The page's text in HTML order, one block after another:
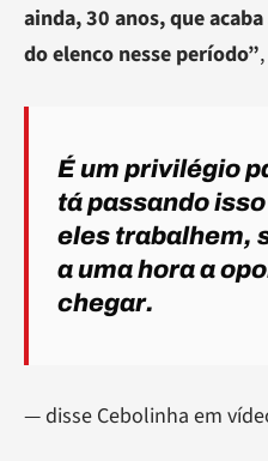
ainda, 30 anos, que
do elenco nesse período”
É um privilégio
tá passando
eles trabalhem,
a uma hora a
chegar.
— disse Cebolinha em